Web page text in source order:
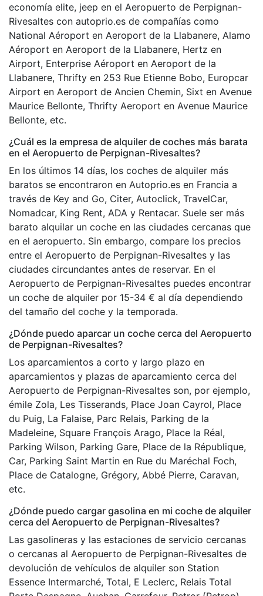
economía elite, jeep en el Aeropuerto de Perpignan-
Rivesaltes con autoprio.es de compañías como
National Aéroport en Aeroport de la Llabanere, Alamo
Aéroport en Aeroport de la Llabanere, Hertz en
Airport, Enterprise Aéroport en Aeroport de la
Llabanere, Thrifty en 253 Rue Etienne Bobo, Europcar
Airport en Aeroport de Ancien Chemin, Sixt en Avenue
Maurice Bellonte, Thrifty Aeroport en Avenue Maurice
Bellonte, etc.
¿Cuál es la empresa de alquiler de coches más barata
en el Aeropuerto de Perpignan-Rivesaltes?
En los últimos 14 días, los coches de alquiler más
baratos se encontraron en Autoprio.es en Francia a
través de Key and Go, Citer, Autoclick, TravelCar,
Nomadcar, King Rent, ADA y Rentacar. Suele ser más
barato alquilar un coche en las ciudades cercanas que
en el aeropuerto. Sin embargo, compare los precios
entre el Aeropuerto de Perpignan-Rivesaltes y las
ciudades circundantes antes de reservar. En el
Aeropuerto de Perpignan-Rivesaltes puedes encontrar
un coche de alquiler por 15-34 € al día dependiendo
del tamaño del coche y la temporada.
¿Dónde puedo aparcar un coche cerca del Aeropuerto
de Perpignan-Rivesaltes?
Los aparcamientos a corto y largo plazo en
aparcamientos y plazas de aparcamiento cerca del
Aeropuerto de Perpignan-Rivesaltes son, por ejemplo,
émile Zola, Les Tisserands, Place Joan Cayrol, Place
du Puig, La Falaise, Parc Relais, Parking de la
Madeleine, Square François Arago, Place la Réal,
Parking Wilson, Parking Gare, Place de la République,
Car, Parking Saint Martin en Rue du Maréchal Foch,
Place de Catalogne, Grégory, Abbé Pierre, Caravan,
etc.
¿Dónde puedo cargar gasolina en mi coche de alquiler
cerca del Aeropuerto de Perpignan-Rivesaltes?
Las gasolineras y las estaciones de servicio cercanas
o cercanas al Aeropuerto de Perpignan-Rivesaltes de
devolución de vehículos de alquiler son Station
Essence Intermarché, Total, E Leclerc, Relais Total